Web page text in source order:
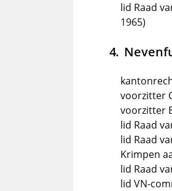
lid Raad
1965)
voorzitter
voorzitter
lid Raad
lid Raad
Krimpen
lid Raad
lid VN-